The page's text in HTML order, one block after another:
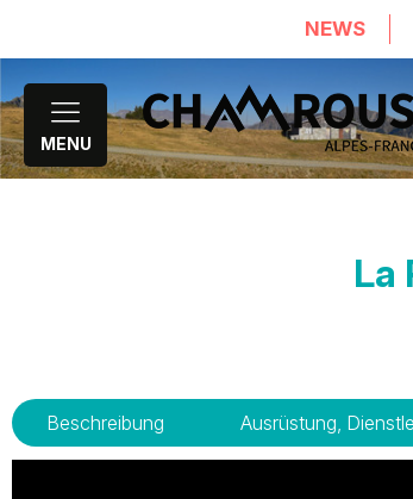
NEWS
MENU
La
Beschreibung Ausrüstung,